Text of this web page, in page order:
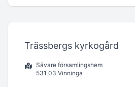
Trässbergs kyrkogård
Sävare församlingshem
531 03 Vinninga